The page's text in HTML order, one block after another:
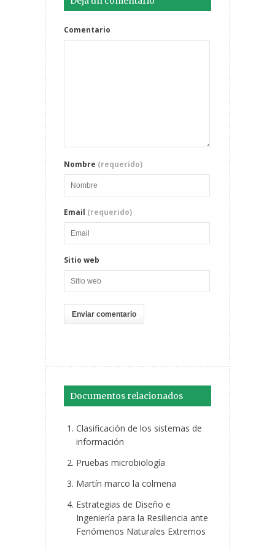
Comentario
Nombre (requerido)
Email (requerido)
Sitio web
Documentos relacionados
Clasificación de los sistemas de
información
Pruebas microbiología
Martín marco la colmena
Estrategias de Diseño e
Ingeniería para la Resiliencia ante
Fenómenos Naturales Extremos